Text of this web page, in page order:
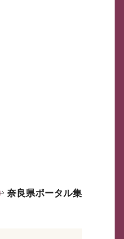
奈良県ポータル集